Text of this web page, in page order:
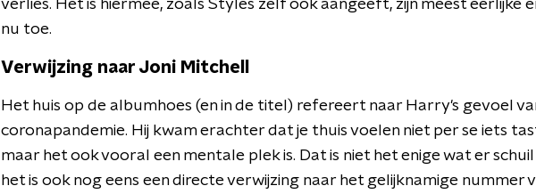
verlies. Het is hiermee, zoals Styles zelf ook aangeeft, zijn meest eerlijke
nu toe.
Verwijzing naar Joni Mitchell
Het huis op de albumhoes (en in de titel) refereert naar Harry's gevoel
coronapandemie. Hij kwam erachter dat je thuis voelen niet per se iets
maar het ook vooral een mentale plek is. Dat is niet het enige wat er
het is ook nog eens een directe verwijzing naar het gelijknamige nummer